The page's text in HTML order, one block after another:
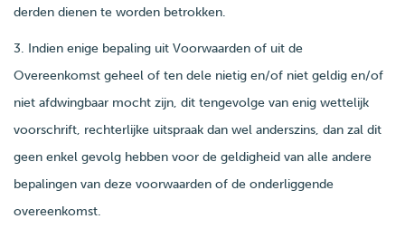
derden dienen te worden betrokken.
3. Indien enige bepaling uit Voorwaarden of uit de
Overeenkomst geheel of ten dele nietig en/of niet geldig en/of
niet afdwingbaar mocht zijn, dit tengevolge van enig wettelijk
voorschrift, rechterlijke uitspraak dan wel anderszins, dan zal dit
geen enkel gevolg hebben voor de geldigheid van alle andere
bepalingen van deze voorwaarden of de onderliggende
overeenkomst.